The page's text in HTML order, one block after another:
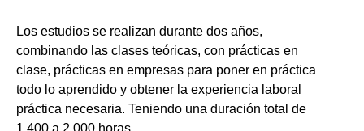
Los estudios se realizan durante dos años,
combinando las clases teóricas, con prácticas en
clase, prácticas en empresas para poner en práctica
todo lo aprendido y obtener la experiencia laboral
práctica necesaria. Teniendo una duración total de
1.400 a 2.000 horas.